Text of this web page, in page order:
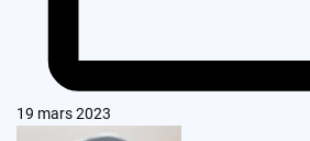
19 mars 2023